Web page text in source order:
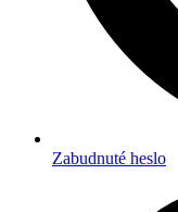
Zabudnuté heslo